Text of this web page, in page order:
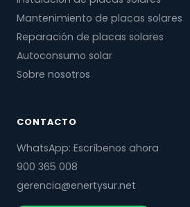
Mantenimiento de placas solares
Reparación de placas solares
Autoconsumo solar
Sobre nosotros
CONTACTO
WhatsApp: Escríbenos ahora
900 365 008
gerencia@enertysur.net